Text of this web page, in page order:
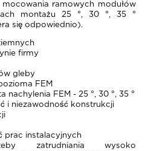
ramowych modułów
montażu 25 °, 30 °, 35 °
się odpowiednio).
firmy
gleby
FEM
nachylenia FEM - 25 °, 30 °, 35 °
i niezawodność konstrukcji
prac instalacyjnych
zatrudniania wysoko